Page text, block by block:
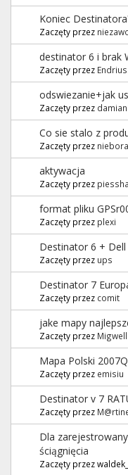
Koniec
Zaczęty przez
destinator 6 i brak
Zaczęty przez
odswiezanie+jak
Zaczęty przez
Co sie stalo z
Zaczęty przez
aktywacja
Zaczęty przez
format pliku
Zaczęty przez plexi
Destinator 6 + Dell
Zaczęty przez ups
Destinator 7
Zaczęty przez comit
jake mapy
Zaczęty przez Migwell
Mapa Polski
Zaczęty przez emisiu
Destinator v 7
Zaczęty przez
Dla
ściągnięcia
Zaczęty przez